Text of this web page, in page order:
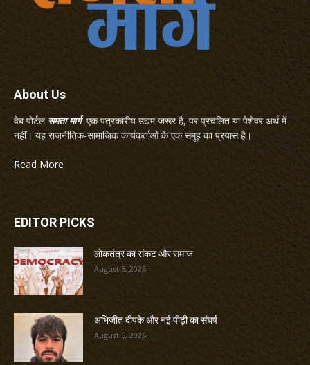
About Us
वेब पोर्टल समता मार्गएक पत्रकारीय उद्यम जरूर है, पर प्रचलित या पेशेवर अर्थ में
नहीं। यह राजनीतिक-सामाजिक कार्यकर्ताओं के एक समूह का प्रयास है।
Read More
EDITOR PICKS
लोकतंत्र का संकट और समाज
August 5, 2026
अभिजीत दीपके और नई पीढ़ी का संघर्ष
August 5, 2026